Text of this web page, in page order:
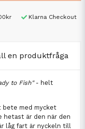
Klarna Checkout
en produktfråga
to Fish" - helt
med mycket
hetast är den när den
låg fart är nyckeln till